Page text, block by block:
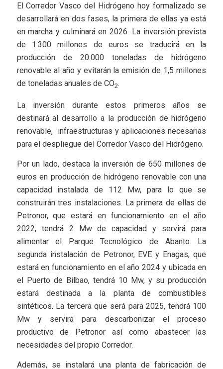
El Corredor Vasco del Hidrógeno hoy formalizado se
desarrollará en dos fases, la primera de ellas ya está
en marcha y culminará en 2026. La inversión prevista
de 1.300 millones de euros se traducirá en la
producción de 20.000 toneladas de hidrógeno
renovable al año y evitarán la emisión de 1,5 millones
de toneladas anuales de CO2.
La inversión durante estos primeros años se
destinará al desarrollo a la producción de hidrógeno
renovable, infraestructuras y aplicaciones necesarias
para el despliegue del Corredor Vasco del Hidrógeno.
Por un lado, destaca la inversión de 650 millones de
euros en producción de hidrógeno renovable con una
capacidad instalada de 112 Mw, para lo que se
construirán tres instalaciones. La primera de ellas de
Petronor, que estará en funcionamiento en el año
2022, tendrá 2 Mw de capacidad y servirá para
alimentar el Parque Tecnológico de Abanto. La
segunda instalación de Petronor, EVE y Enagas, que
estará en funcionamiento en el año 2024 y ubicada en
el Puerto de Bilbao, tendrá 10 Mw, y su producción
estará destinada a la planta de combustibles
sintéticos. La tercera que será para 2025, tendrá 100
Mw y servirá para descarbonizar el proceso
productivo de Petronor así como abastecer las
necesidades del propio Corredor.
Además, se instalará una planta de fabricación de